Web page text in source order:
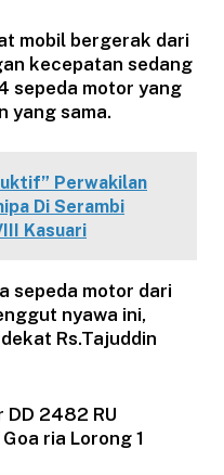
mobil bergerak dari
kecepatan sedang
sepeda motor yang
yang sama.
Perwakilan
Di Serambi
Kasuari
sepeda motor dari
nyawa ini,
Rs.Tajuddin
DD 2482 RU
ria Lorong 1